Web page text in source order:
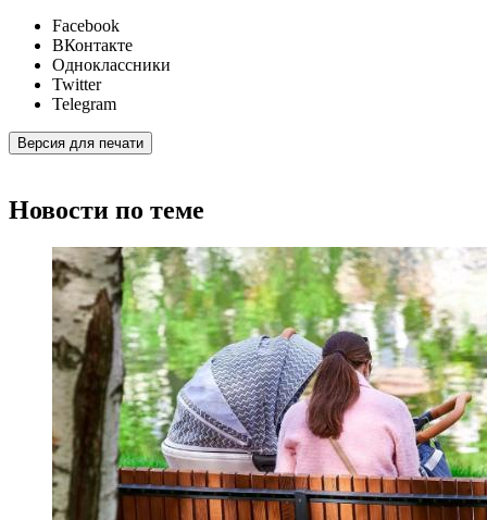
Facebook
ВКонтакте
Одноклассники
Twitter
Telegram
Версия для печати
Новости по теме